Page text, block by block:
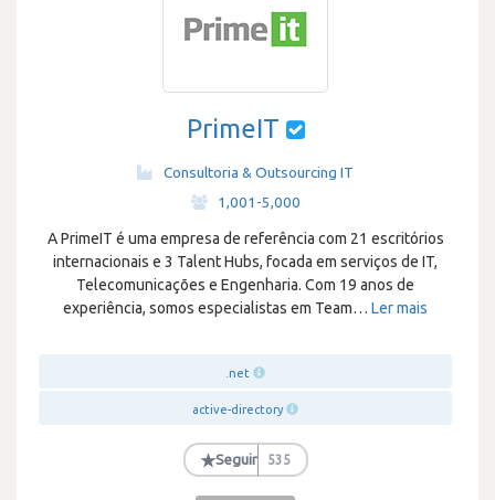
PrimeIT
Consultoria & Outsourcing IT
1,001-5,000
A PrimeIT é uma empresa de referência com 21 escritórios
internacionais e 3 Talent Hubs, focada em serviços de IT,
Telecomunicações e Engenharia. Com 19 anos de
experiência, somos especialistas em Team… Ler mais
.net
active-directory
★Seguir 535